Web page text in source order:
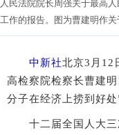
人民法院院长周强关于最高
工作的报告。图为曹建明作
中新社北京3月12
高检察院检察长曹建
分子在经济上捞到好处
十二届全国人大三